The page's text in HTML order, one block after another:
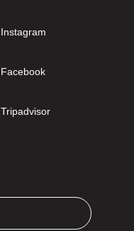
Instagram
Facebook
Tripadvisor